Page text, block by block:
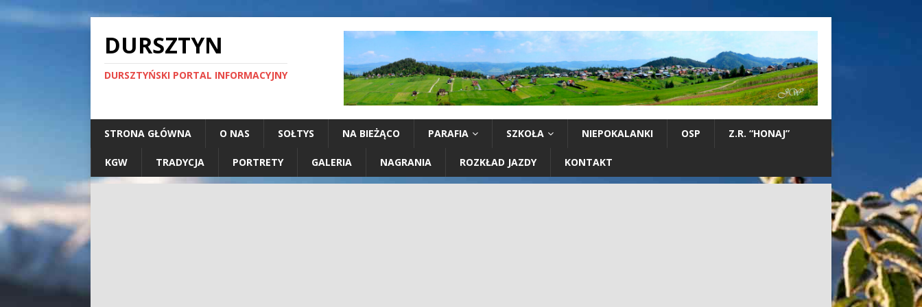
DURSZTYN
DURSZTYŃSKI PORTAL INFORMACYJNY
STRONA GŁÓWNA O NAS SOŁTYS NA BIEŻĄCO PARAFIA SZKOŁA NIEPOKALANKI OSP Z.R. “HONAJ”
KGW TRADYCJA PORTRETY GALERIA NAGRANIA ROZKŁAD JAZDY KONTAKT